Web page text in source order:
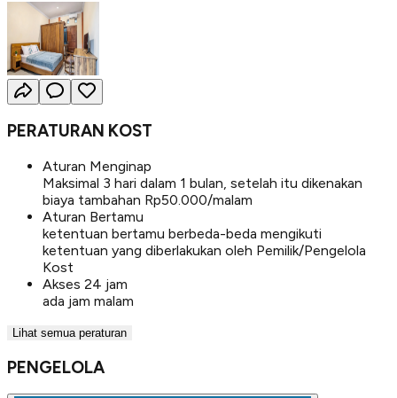
PERATURAN KOST
Aturan Menginap
Maksimal 3 hari dalam 1 bulan, setelah itu dikenakan
biaya tambahan Rp50.000/malam
Aturan Bertamu
ketentuan bertamu berbeda-beda mengikuti
ketentuan yang diberlakukan oleh Pemilik/Pengelola
Kost
Akses 24 jam
ada jam malam
Lihat semua peraturan
PENGELOLA